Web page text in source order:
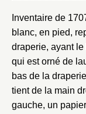
Inventaire de
blanc, en pied,
draperie, ayant
qui est orné de
bas de la
tient de la main
gauche, un